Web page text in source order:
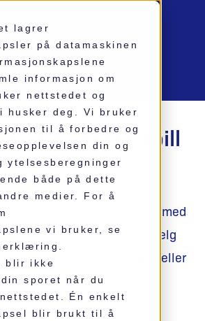
lagrer
på datamaskinen
informasjon om
nettstedet og
husker deg. Vi bruker
til å forbedre og
din og
ytelsesberegninger
både på dette
medier. For å
vi bruker, se
blir ikke
sporet når du
Én enkelt
blir brukt til å
på perfekte spill
unike sommerkampanje med
dine sommerfavoritter! Velg
Game Challenge» eller
– summer edition»